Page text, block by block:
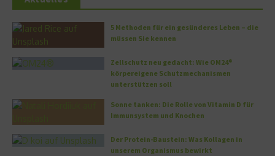
5 Methoden für ein gesünderes Leben – die
müssen Sie kennen
Zellschutz neu gedacht: Wie OM24®
körpereigene Schutzmechanismen
unterstützen soll
Sonne tanken: Die Rolle von Vitamin D für
Immunsystem und Knochen
Der Protein-Baustein: Was Kollagen in
unserem Organismus bewirkt